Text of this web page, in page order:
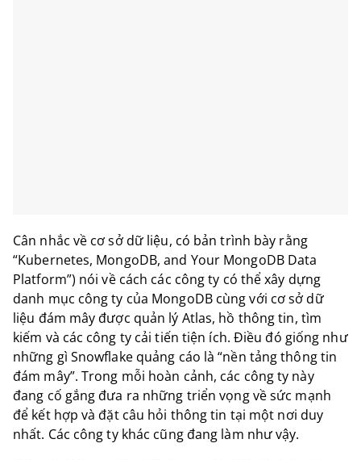
Cân nhắc về cơ sở dữ liệu, có bản trình bày rằng
“Kubernetes, MongoDB, and Your MongoDB Data
Platform”) nói về cách các công ty có thể xây dựng
danh mục công ty của MongoDB cùng với cơ sở dữ
liệu đám mây được quản lý Atlas, hồ thông tin, tìm
kiếm và các công ty cải tiến tiện ích. Điều đó giống như
những gì Snowflake quảng cáo là “nền tảng thông tin
đám mây”. Trong mỗi hoàn cảnh, các công ty này
đang cố gắng đưa ra những triển vọng về sức mạnh
để kết hợp và đặt câu hỏi thông tin tại một nơi duy
nhất. Các công ty khác cũng đang làm như vậy.